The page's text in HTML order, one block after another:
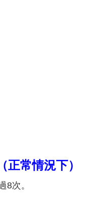
正常情況下）
8次。